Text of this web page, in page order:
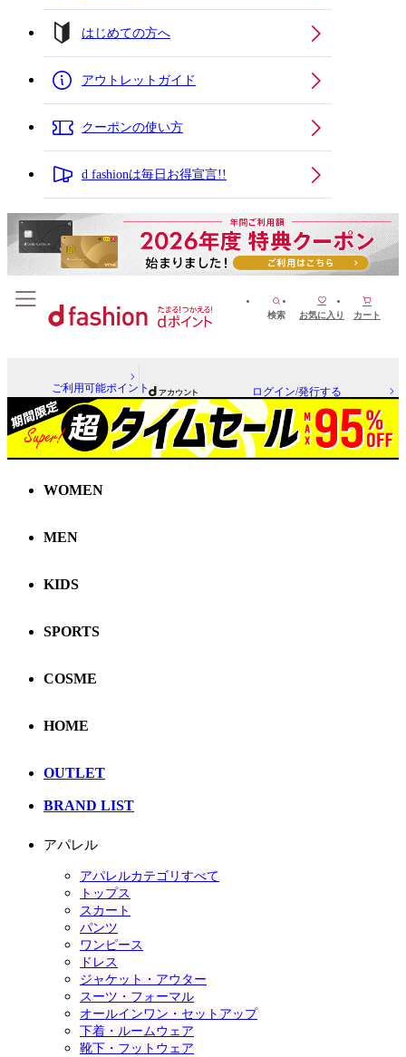
はじめての方へ
アウトレットガイド
クーポンの使い方
d fashionは毎日お得宣言!!
検索 お気に入り カート
ご利用可能ポイント ログイン/発行する
WOMEN
MEN
KIDS
SPORTS
COSME
HOME
OUTLET
BRAND LIST
アパレル
アパレルカテゴリすべて
トップス
スカート
パンツ
ワンピース
ドレス
ジャケット・アウター
スーツ・フォーマル
オールインワン・セットアップ
下着・ルームウェア
靴下・フットウェア